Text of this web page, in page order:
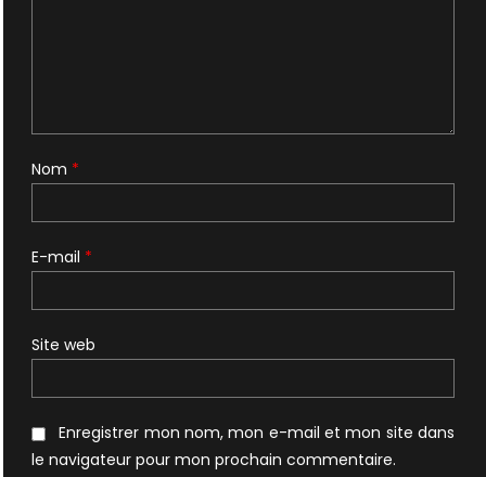
Nom *
E-mail *
Site web
Enregistrer mon nom, mon e-mail et mon site dans
le navigateur pour mon prochain commentaire.